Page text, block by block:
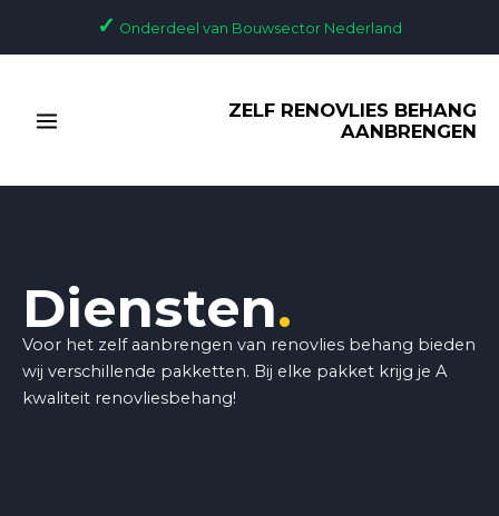
✓ Onderdeel van Bouwsector Nederland
MENU
ZELF RENOVLIES BEHANG
AANBRENGEN
Diensten.
Voor het zelf aanbrengen van renovlies behang bieden
wij verschillende pakketten. Bij elke pakket krijg je A
kwaliteit renovliesbehang!